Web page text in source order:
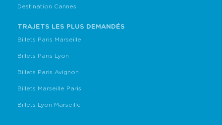
Destination Cannes
TRAJETS LES PLUS DEMANDÉS
Billets Paris Marseille
Billets Paris Lyon
Billets Paris Avignon
Billets Marseille Paris
Billets Lyon Marseille